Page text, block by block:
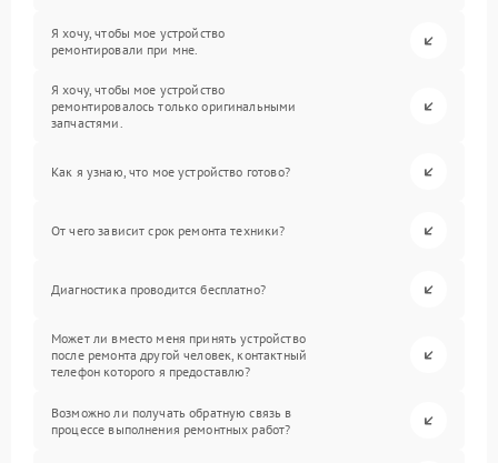
Я хочу, чтобы мое устройство
ремонтировали при мне.
Я хочу, чтобы мое устройство
ремонтировалось только оригинальными
запчастями.
Как я узнаю, что мое устройство готово?
От чего зависит срок ремонта техники?
Диагностика проводится бесплатно?
Может ли вместо меня принять устройство
после ремонта другой человек, контактный
телефон которого я предоставлю?
Возможно ли получать обратную связь в
процессе выполнения ремонтных работ?